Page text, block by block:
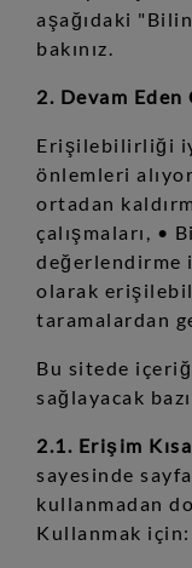
aşağıdaki
bakınız.
2. Devam Eden
Erişilebilirliği
önlemleri
ortadan
çalışmaları, •
değerlendirme
olarak
taramalardan
Bu sitede
sağlayacak
2.1. Erişim
sayesinde
kullanmadan
Kullanmak için: